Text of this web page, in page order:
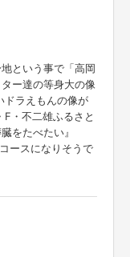
という事で「高岡
ー達の等身大の像
ドラえもんの像が
・不二雄ふるさと
をたべたい』
ースになりそうで